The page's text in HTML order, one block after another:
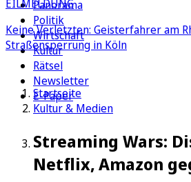
Panorama
Politik
Wirtschaft
Kultur
Rätsel
Newsletter
E-Paper
EILMELDUNG
Keine Verletzten: Geisterfahrer am
Straßensperrung in Köln
Startseite
Kultur & Medien
Streaming Wars:
Netflix, Amazon